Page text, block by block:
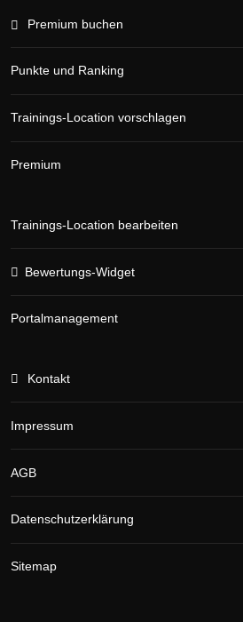
Premium buchen
Punkte und Ranking
Trainings-Location vorschlagen
Premium
Trainings-Location bearbeiten
Bewertungs-Widget
Portalmanagement
Kontakt
Impressum
AGB
Datenschutzerklärung
Sitemap